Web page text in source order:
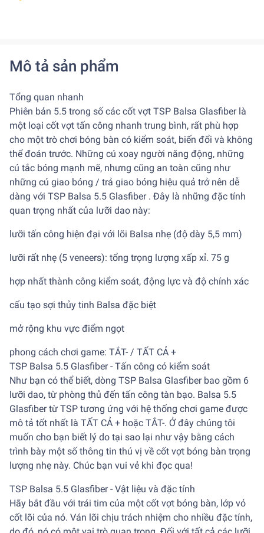
Mô tả sản phẩm
Tổng quan nhanh
Phiên bản 5.5 trong số các cốt vợt TSP Balsa Glasfiber là
một loại cốt vợt tấn công nhanh trung bình, rất phù hợp
cho một trò chơi bóng bàn có kiểm soát, biến đổi và không
thể đoán trước. Những cú xoay người năng động, những
cú tắc bóng mạnh mẽ, nhưng cũng an toàn cũng như
những cú giao bóng / trả giao bóng hiệu quả trở nên dễ
dàng với TSP Balsa 5.5 Glasfiber . Đây là những đặc tính
quan trọng nhất của lưỡi dao này:
lưỡi tấn công hiện đại với lõi Balsa nhẹ (độ dày 5,5 mm)
lưỡi rất nhẹ (5 veneers): tổng trọng lượng xấp xỉ. 75 g
hợp nhất thành công kiểm soát, động lực và độ chính xác
cấu tạo sợi thủy tinh Balsa đặc biệt
mở rộng khu vực điểm ngọt
phong cách chơi game: TẮT- / TẤT CẢ +
TSP Balsa 5.5 Glasfiber - Tấn công có kiểm soát
Như bạn có thể biết, dòng TSP Balsa Glasfiber bao gồm 6
lưỡi dao, từ phòng thủ đến tấn công tàn bạo. Balsa 5.5
Glasfiber từ TSP tương ứng với hệ thống chơi game được
mô tả tốt nhất là TẤT CẢ + hoặc TẮT-. Ở đây chúng tôi
muốn cho bạn biết lý do tại sao lại như vậy bằng cách
trình bày một số thông tin thú vị về cốt vợt bóng bàn trọng
lượng nhẹ này. Chúc bạn vui vẻ khi đọc qua!
TSP Balsa 5.5 Glasfiber - Vật liệu và đặc tính
Hãy bắt đầu với trái tim của một cốt vợt bóng bàn, lớp vỏ
cốt lõi của nó. Ván lõi chịu trách nhiệm cho nhiều đặc tính,